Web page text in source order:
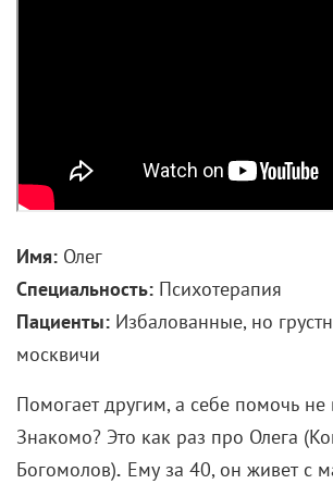
Имя: Олег
Специальность: Психотерапия
Пациенты: Избалованные, но
москвичи
Помогает другим, а себе помочь не
Знакомо? Это как раз про Олега
Богомолов). Ему за 40, он живет с